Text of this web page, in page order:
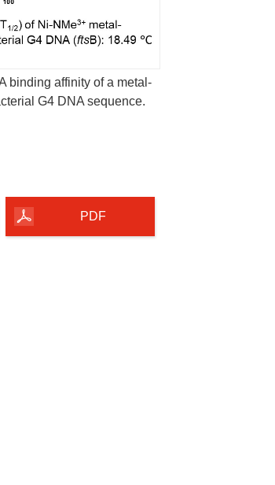
binding affinity of a metal-
G4 DNA sequence.
PDF